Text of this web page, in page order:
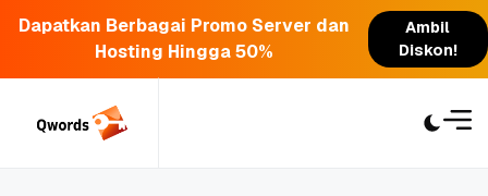
Dapatkan Berbagai Promo Server dan
Hosting Hingga 50%
Ambil
Diskon!